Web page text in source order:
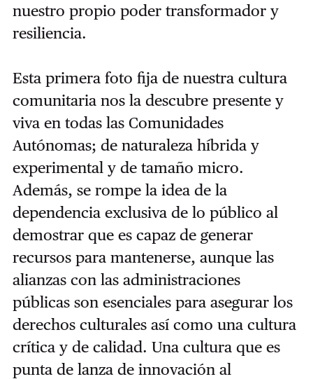
nuestro propio poder transformador y
resiliencia.
Esta primera foto fija de nuestra cultura
comunitaria nos la descubre presente y
viva en todas las Comunidades
Autónomas; de naturaleza híbrida y
experimental y de tamaño micro.
Además, se rompe la idea de la
dependencia exclusiva de lo público al
demostrar que es capaz de generar
recursos para mantenerse, aunque las
alianzas con las administraciones
públicas son esenciales para asegurar los
derechos culturales así como una cultura
crítica y de calidad. Una cultura que es
punta de lanza de innovación al